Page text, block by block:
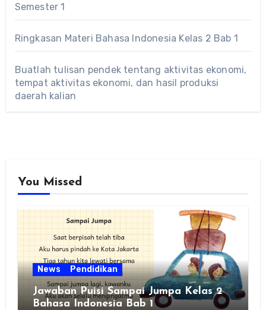
Semester 1
Ringkasan Materi Bahasa Indonesia Kelas 2 Bab 1
Buatlah tulisan pendek tentang aktivitas ekonomi,
tempat aktivitas ekonomi, dan hasil produksi
daerah kalian
You Missed
News Pendidikan
Jawaban Puisi Sampai Jumpa Kelas 2
Bahasa Indonesia Bab 1